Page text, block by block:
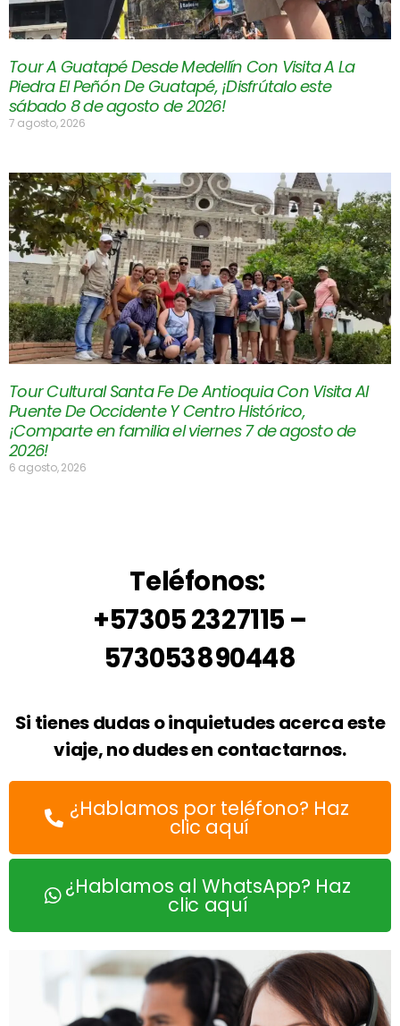
Tour A Guatapé Desde Medellín Con Visita A La
Piedra El Peñón De Guatapé, ¡Disfrútalo este
sábado 8 de agosto de 2026!
7 agosto, 2026
Tour Cultural Santa Fe De Antioquia Con Visita Al
Puente De Occidente Y Centro Histórico,
¡Comparte en familia el viernes 7 de agosto de
2026!
6 agosto, 2026
Teléfonos:
+57305 2327115 –
573053890448
Si tienes dudas o inquietudes acerca este
viaje, no dudes en contactarnos.
¿Hablamos por teléfono? Haz
clic aquí
¿Hablamos al WhatsApp? Haz
clic aquí